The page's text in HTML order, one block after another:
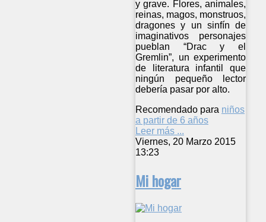
y grave. Flores, animales,
reinas, magos, monstruos,
dragones y un sinfín de
imaginativos personajes
pueblan “Drac y el
Gremlin”, un experimento
de literatura infantil que
ningún pequeño lector
debería pasar por alto.
Recomendado para niños
a partir de 6 años
Leer más ...
Viernes, 20 Marzo 2015
13:23
Mi hogar